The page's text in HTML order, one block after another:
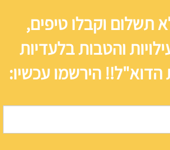
תשלום וקבלו טיפים,
והטבות בלעדיות
הדוא"ל!! הירשמו עכשיו: